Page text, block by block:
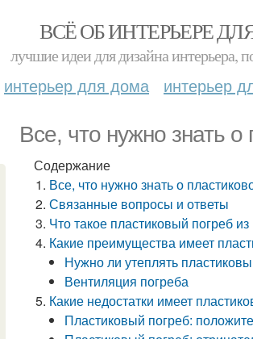
ВСЁ ОБ ИНТЕРЬЕРЕ
лучшие идеи для дизайна интерьера,
интерьер для дома интерьер
Все, что нужно знать
Содержание
Все, что нужно знать о
Связанные вопросы и ответы
Что такое пластиковый погреб
Какие преимущества имеет
Нужно ли утеплять
Вентиляция погреба
Какие недостатки имеет
Пластиковый погреб: